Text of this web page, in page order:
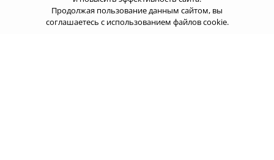
Обращаясь к нам за услугами, вы даете согласие
Продолжая пользование данным сайтом, вы
соглашаетесь с использованием файлов cookie.